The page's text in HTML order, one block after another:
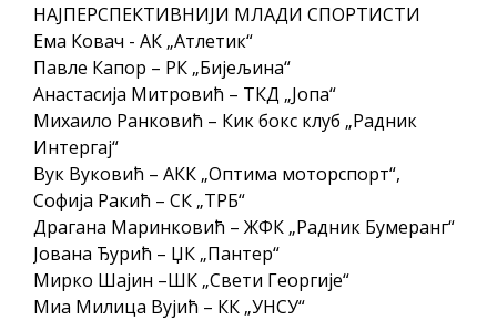
НАЈПЕРСПЕКТИВНИЈИ МЛАДИ СПОРТИСТИ
Ема Ковач - АК „Атлетик“
Павле Капор – РК „Бијељина“
Анастасија Митровић – ТКД „Јопа“
Михаило Ранковић – Кик бокс клуб „Радник
Интергај“
Вук Вуковић – АКК „Оптима моторспорт“,
Софија Ракић – СК „ТРБ“
Драгана Маринковић – ЖФК „Радник Бумеранг“
Јована Ђурић – ЏК „Пантер“
Мирко Шајин –ШК „Свети Георгије“
Миа Милица Вујић – КК „УНСУ“